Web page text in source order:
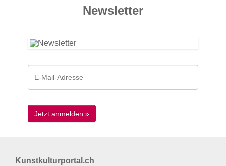
News­letter
Kunstkulturportal.ch